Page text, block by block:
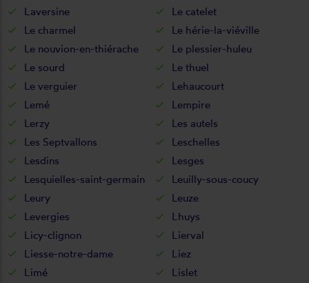
Laversine
Le catelet
Le charmel
Le hérie-la-viéville
Le nouvion-en-thiérache
Le plessier-huleu
Le sourd
Le thuel
Le verguier
Lehaucourt
Lemé
Lempire
Lerzy
Les autels
Les Septvallons
Leschelles
Lesdins
Lesges
Lesquielles-saint-germain
Leuilly-sous-coucy
Leury
Leuze
Levergies
Lhuys
Licy-clignon
Lierval
Liesse-notre-dame
Liez
Limé
Lislet